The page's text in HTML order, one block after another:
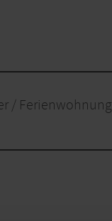
/ Ferienwohnung